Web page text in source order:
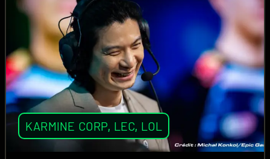
KARMINE CORP, LEC, LOL